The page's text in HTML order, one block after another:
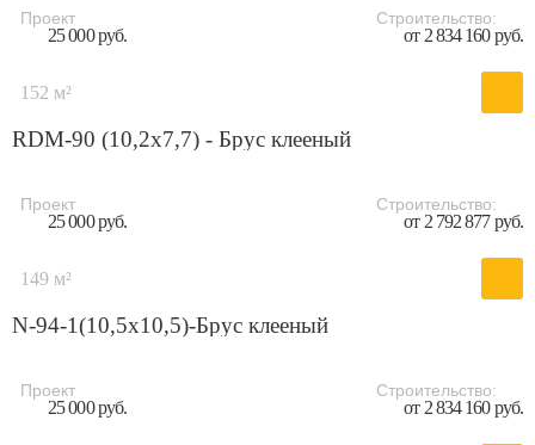
Проект
25 000 руб.
Строительство:
от 2 834 160 руб.
152 м²
RDM-90 (10,2x7,7) - Брус клееный
Проект
25 000 руб.
Строительство:
от 2 792 877 руб.
149 м²
N-94-1(10,5х10,5)-Брус клееный
Проект
25 000 руб.
Строительство:
от 2 834 160 руб.